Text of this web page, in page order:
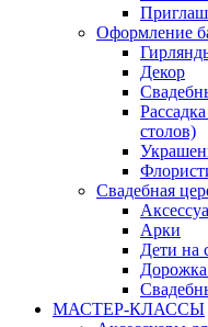
Оформление
Декор
столов)
Свадебная
Арки
Дети на
Дорожка
МАСТЕР-КЛАССЫ